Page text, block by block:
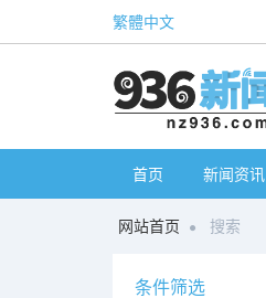
繁體中文
首页 新闻资讯
网站首页 搜索
条件筛选